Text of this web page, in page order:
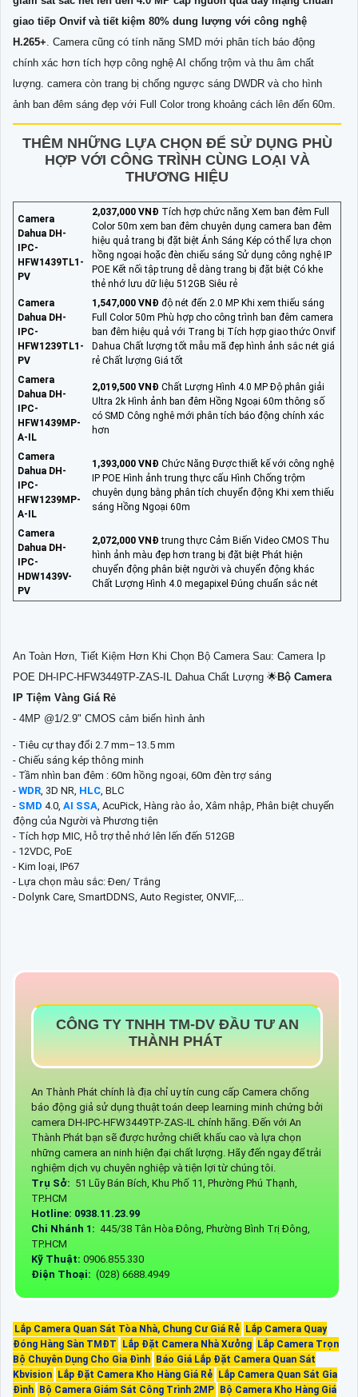
giao tiếp Onvif và tiết kiệm 80% dung lượng với công nghệ
H.265+. Camera cũng có tính năng SMD mới phân tích báo động
chính xác hơn tích hợp công nghệ AI chống trộm và thu âm chất
lượng. camera còn trang bị chống ngược sáng DWDR và cho hình
ảnh ban đêm sáng đẹp với Full Color trong khoảng cách lên đến 60m.
THÊM NHỮNG LỰA CHỌN ĐỂ SỬ DỤNG PHÙ
HỢP VỚI CÔNG TRÌNH CÙNG LOẠI VÀ
THƯƠNG HIỆU
Camera
Dahua DH-
IPC-
HFW1439TL1-
PV
2,037,000 VNĐ Tích hợp chức năng Xem ban đêm Full
Color 50m xem ban đêm chuyên dụng camera ban đêm
hiệu quả trang bị đặt biệt Ánh Sáng Kép có thể lựa chọn
hồng ngoại hoặc đèn chiếu sáng Sử dụng công nghệ IP
POE Kết nối tập trung dễ dàng trang bị đặt biệt Có khe
thẻ nhớ lưu dữ liệu 512GB Siêu rẻ
Camera
Dahua DH-
IPC-
HFW1239TL1-
PV
1,547,000 VNĐ độ nét đến 2.0 MP Khi xem thiếu sáng
Full Color 50m Phù hợp cho công trình ban đêm camera
ban đêm hiệu quả với Trang bị Tích hợp giao thức Onvif
Dahua Chất lượng tốt mẫu mã đẹp hình ảnh sắc nét giá
rẻ Chất lượng Giá tốt
Camera
Dahua DH-
IPC-
HFW1439MP-
A-IL
2,019,500 VNĐ Chất Lượng Hình 4.0 MP Độ phân giải
Ultra 2k Hình ảnh ban đêm Hồng Ngoại 60m thông số
có SMD Công nghê mới phân tích báo động chính xác
hơn
Camera
Dahua DH-
IPC-
HFW1239MP-
A-IL
1,393,000 VNĐ Chức Năng Được thiết kế với công nghệ
IP POE Hình ảnh trung thực cấu Hình Chống trộm
chuyên dụng bằng phân tích chuyển động Khi xem thiếu
sáng Hồng Ngoại 60m
Camera
Dahua DH-
IPC-
HDW1439V-
PV
2,072,000 VNĐ trung thực Cảm Biến Video CMOS Thu
hình ảnh màu đẹp hơn trang bị đặt biệt Phát hiện
chuyển động phân biệt người và chuyển động khác
Chất Lượng Hình 4.0 megapixel Đúng chuẩn sắc nét
An Toàn Hơn, Tiết Kiệm Hơn Khi Chọn Bộ Camera Sau: Camera Ip
POE DH-IPC-HFW3449TP-ZAS-IL Dahua Chất Lượng 🌟Bộ Camera
IP Tiệm Vàng Giá Rẻ
- 4MP @1/2.9" CMOS cảm biến hình ảnh
- Tiêu cự thay đổi 2.7 mm–13.5 mm
- Chiếu sáng kép thông minh
- Tầm nhìn ban đêm : 60m hồng ngoại, 60m đèn trợ sáng
- WDR, 3D NR, HLC, BLC
- SMD 4.0, AI SSA, AcuPick, Hàng rào ảo, Xâm nhập, Phân biệt chuyển
động của Người và Phương tiện
- Tích hợp MIC, Hỗ trợ thẻ nhớ lên lến đến 512GB
- 12VDC, PoE
- Kim loại, IP67
- Lựa chọn màu sắc: Đen/ Trắng
- Dolynk Care, SmartDDNS, Auto Register, ONVIF,...
CÔNG TY TNHH TM-DV ĐẦU TƯ AN
THÀNH PHÁT
An Thành Phát chính là địa chỉ uy tín cung cấp Camera chống
báo động giả sử dụng thuật toán deep learning minh chứng bởi
camera DH-IPC-HFW3449TP-ZAS-IL chính hãng. Đến với An
Thành Phát bạn sẽ được hưởng chiết khấu cao và lựa chọn
những camera an ninh hiện đại chất lượng. Hãy đến ngay để trải
nghiệm dịch vụ chuyên nghiệp và tiện lợi từ chúng tôi.
Trụ Sở: 51 Lũy Bán Bích, Khu Phố 11, Phường Phú Thạnh,
TP.HCM
Hotline: 0938.11.23.99
Chi Nhánh 1: 445/38 Tân Hòa Đông, Phường Bình Trị Đông,
TP.HCM
Kỹ Thuật: 0906.855.330
Điện Thoại: (028) 6688.4949
Lắp Camera Quan Sát Tòa Nhà, Chung Cư Giá Rẻ
Lắp Camera Quay
Đóng Hàng Sàn TMĐT
Lắp Đặt Camera Nhà Xưởng
Lắp Camera Trọn
Bộ Chuyên Dụng Cho Gia Đình
Báo Giá Lắp Đặt Camera Quan Sát
Kbvision
Lắp Đặt Camera Kho Hàng Giá Rẻ
Lắp Camera Quan Sát Gia
Đình
Bộ Camera Giám Sát Công Trình 2MP Bộ Camera Kho Hàng Giá